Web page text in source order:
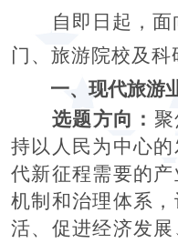
自即日起，面
门 、旅游院校及科
一、现代旅游
选题方向：
持以人民为中心
代新征程需要的
机制和治理体系
活、促进经济发